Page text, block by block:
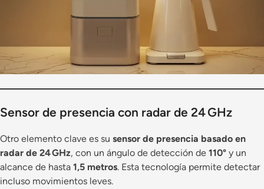
Sensor de presencia con radar de 24 GHz
Otro elemento clave es su sensor de presencia basado en
radar de 24 GHz, con un ángulo de detección de 110° y un
alcance de hasta 1,5 metros. Esta tecnología permite detectar
incluso movimientos leves.